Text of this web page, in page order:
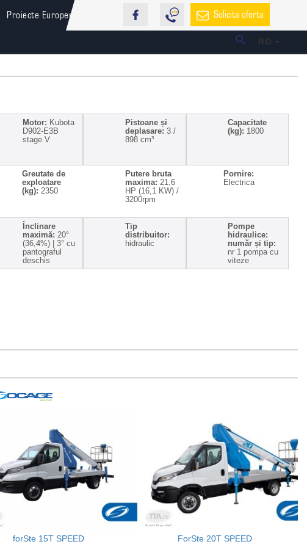
Proiecte Europene Solicita oferta
RO
Motor: Kubota
D902-E3B
stage V
Pistoane și
deplasare: 3 /
898 cm³
Capacitate
(kg): 1800
Greutate de
exploatare
(kg): 2350
Putere bruta
maxima: 21,6
HP (16,1 KW) /
3200rpm
Pornire:
Electrica
Înclinare
maximă: 20°
(36,4%) | 3° cu
pantograful
deschis
Tip
distribuitor:
hidraulic
Pompe
hidraulice:
număr și tip:
nr 1 pompa cu
viteze
forSte 15T SPEED ForSte 20T SPEED